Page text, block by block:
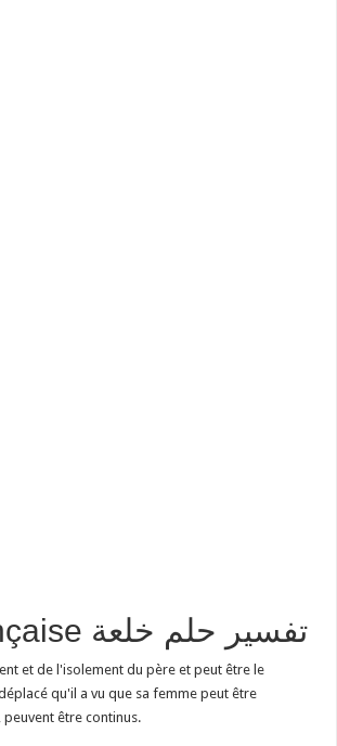
traduction en langue française تفسير حلم خلعة
et de l'isolement du père et peut être le
qu'il a vu que sa femme peut être
être continus.